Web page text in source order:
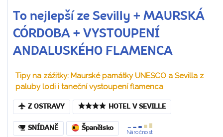
To nejlepší ze Sevilly + MAURSKÁ
CÓRDOBA + VYSTOUPENÍ
ANDALUSKÉHO FLAMENCA
Tipy na zážitky: Maurské památky UNESCO a Sevilla z
paluby lodi i taneční vystoupení flamenca
Z OSTRAVY HOTEL V SEVILLE
SNÍDANĚ Španělsko
Náročnost